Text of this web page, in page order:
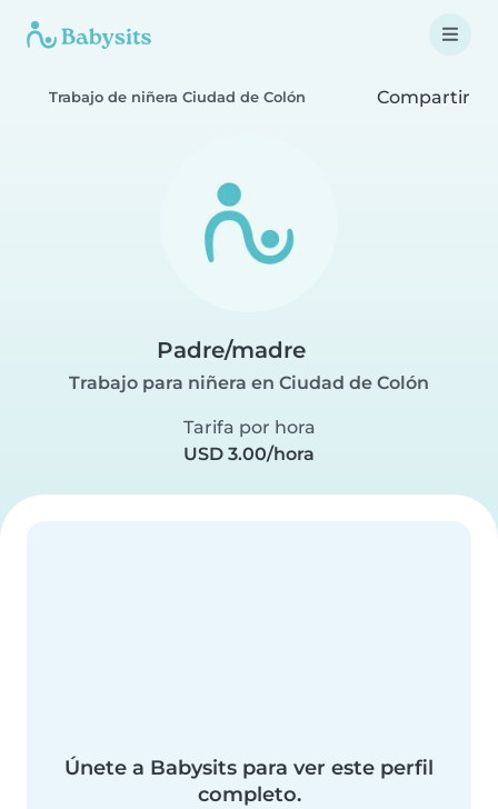
Trabajo de niñera Ciudad de Colón Compartir
Padre/madre
Trabajo para niñera en Ciudad de Colón
Tarifa por hora
USD 3.00/hora
Únete a Babysits para ver este perfil
completo.